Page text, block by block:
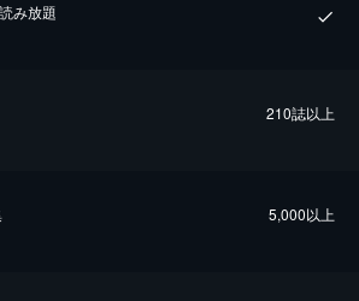
み放題
210誌以上
5,000以上